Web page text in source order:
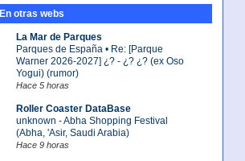
En otras webs
La Mar de Parques
Parques de España • Re: [Parque
Warner 2026-2027] ¿? - ¿? ¿? (ex Oso
Yogui) (rumor)
Hace 5 horas
Roller Coaster DataBase
unknown - Abha Shopping Festival
(Abha, 'Asir, Saudi Arabia)
Hace 9 horas